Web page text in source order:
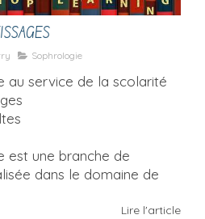
Sophrologie
au service de la scolarité
est une branche de
dans le domaine de
Lire l'article